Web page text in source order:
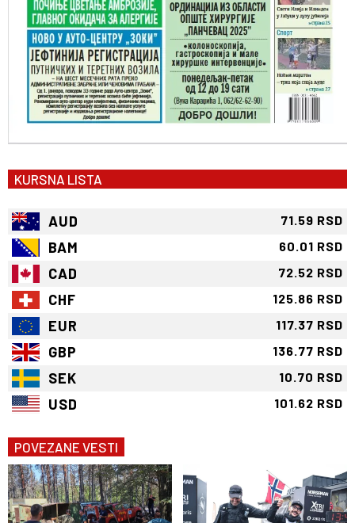
KURSNA LISTA
AUD 71.59 RSD
BAM 60.01 RSD
CAD 72.52 RSD
CHF 125.86 RSD
EUR 117.37 RSD
GBP 136.77 RSD
SEK 10.70 RSD
USD 101.62 RSD
POVEZANE VESTI